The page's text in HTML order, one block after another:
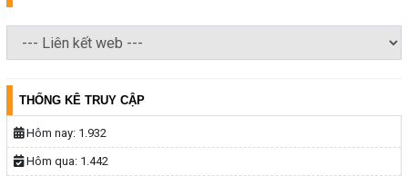
THỐNG KÊ TRUY CẬP
Hôm nay: 1.932
Hôm qua: 1.442